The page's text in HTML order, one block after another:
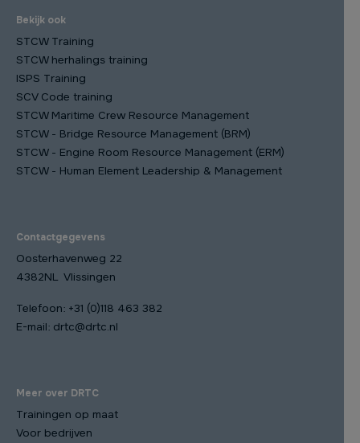
Bekijk ook
STCW Training
STCW herhalings training
ISPS Training
SCV Code training
STCW Maritime Crew Resource Management
STCW - Bridge Resource Management (BRM)
STCW - Engine Room Resource Management (ERM)
STCW - Human Element Leadership & Management
Contactgegevens
Oosterhavenweg 22
4382NL Vlissingen
Telefoon: +31 (0)118 463 382
E-mail: drtc@drtc.nl
Meer over DRTC
Trainingen op maat
Voor bedrijven